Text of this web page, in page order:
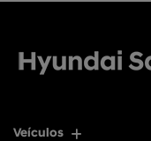
Veículos